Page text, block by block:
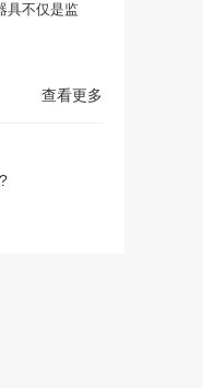
具不仅是监
查看更多